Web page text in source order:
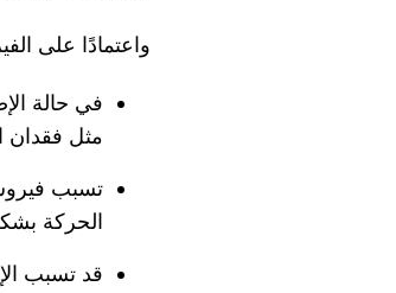
واعتمادًا على
في حالة
مثل فقدان
تسبب
الحركة